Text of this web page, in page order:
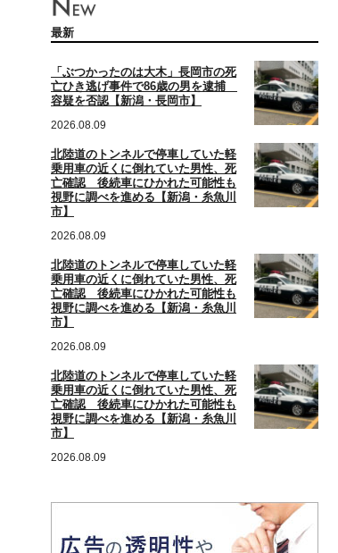
最新
「ぶつかったのは大木」長岡市の死
亡ひき逃げ事件で86歳の男を逮捕
容疑を否認【新潟・長岡市】
2026.08.09
北陸道のトンネルで停車していた軽
乗用車の近くに倒れていた男性、死
亡確認 後続車にひかれた可能性も
視野に調べを進める【新潟・糸魚川
市】
2026.08.09
北陸道のトンネルで停車していた軽
乗用車の近くに倒れていた男性、死
亡確認 後続車にひかれた可能性も
視野に調べを進める【新潟・糸魚川
市】
2026.08.09
北陸道のトンネルで停車していた軽
乗用車の近くに倒れていた男性、死
亡確認 後続車にひかれた可能性も
視野に調べを進める【新潟・糸魚川
市】
2026.08.09